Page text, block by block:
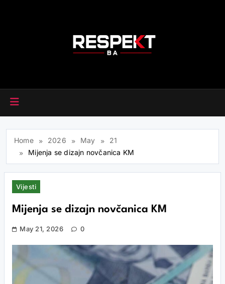
Home 2026 May
21
Mijenja se dizajn novčanica KM
Vijesti
Mijenja se dizajn novčanica KM
May 21, 2026 0